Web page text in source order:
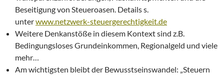
Beseitigung von Steueroasen. Details s.
unterwww.netzwerk-steuergerechtigkeit.de
Weitere Denkanstöße in diesem Kontext sind z.B.
Bedingungsloses Grundeinkommen, Regionalgeld und viele
mehr…
Am wichtigsten bleibt der Bewusstseinswandel: „Steuern